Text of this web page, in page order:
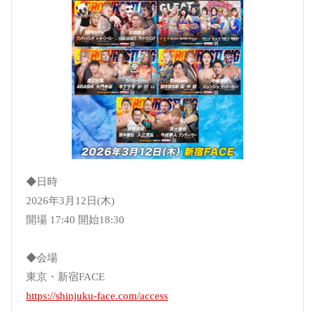
◆日時
2026年3月12日(木)
開場 17:40 開始18:30
◆会場
東京・新宿FACE
https://shinjuku-face.com/access